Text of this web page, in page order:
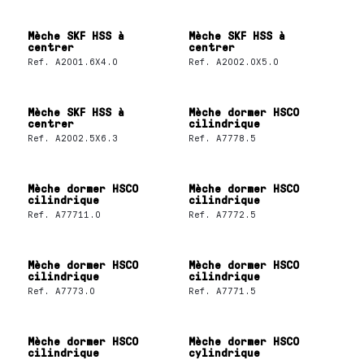
Mèche SKF HSS à
centrer
Ref.A2001.6X4.0
Mèche SKF HSS à
centrer
Ref. A2002.0X5.0
Mèche SKF HSS à
centrer
Ref.A2002.5X6.3
Mèche dormer HSCO
cilindrique
Ref. A7778.5
Mèche dormer HSCO
cilindrique
Ref.A77711.0
Mèche dormer HSCO
cilindrique
Ref. A7772.5
Mèche dormer HSCO
cilindrique
Ref.A7773.0
Mèche dormer HSCO
cilindrique
Ref. A7771.5
Mèche dormer HSCO
cilindrique
Mèche dormer HSCO
cylindrique